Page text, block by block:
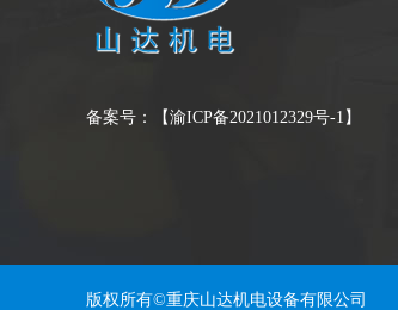
备案号：【渝ICP备2021012329号-1 】
版权所有©重庆山达机电设备有限公司